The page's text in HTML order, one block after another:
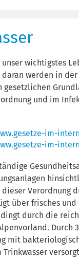
unser wichtigstes
werden in
gesetzlichen
und im
im-
im-
Verordnung
über frisches
durch die
Durch
mit